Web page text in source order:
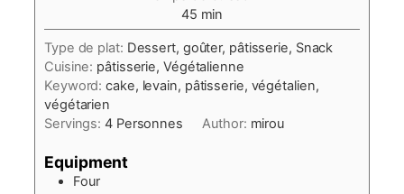
45minutes
min
Type de plat: Dessert, goûter, pâtisserie, Snack
Cuisine: pâtisserie, Végétalienne
Keyword:cake, levain, pâtisserie, végétalien,
végétarien
Servings:4 Personnes Author: mirou
Equipment
Four